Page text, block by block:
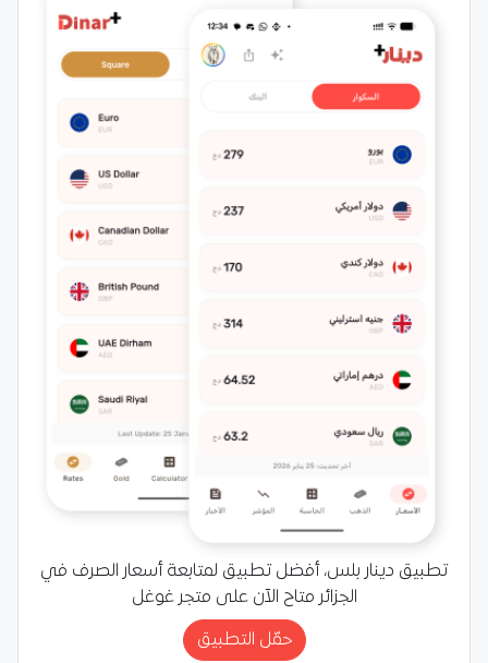
تطبيق دينار بلس، أفضل تطبيق لمتابعة أسعار الصرف في
الجزائر متاح الآن على متجر غوغل
حمّل التطبيق